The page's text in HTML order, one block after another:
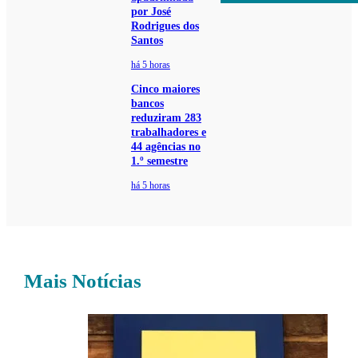
por José
Rodrigues dos
Santos
há 5 horas
Cinco maiores
bancos
reduziram 283
trabalhadores e
44 agências no
1.º semestre
há 5 horas
Mais Notícias